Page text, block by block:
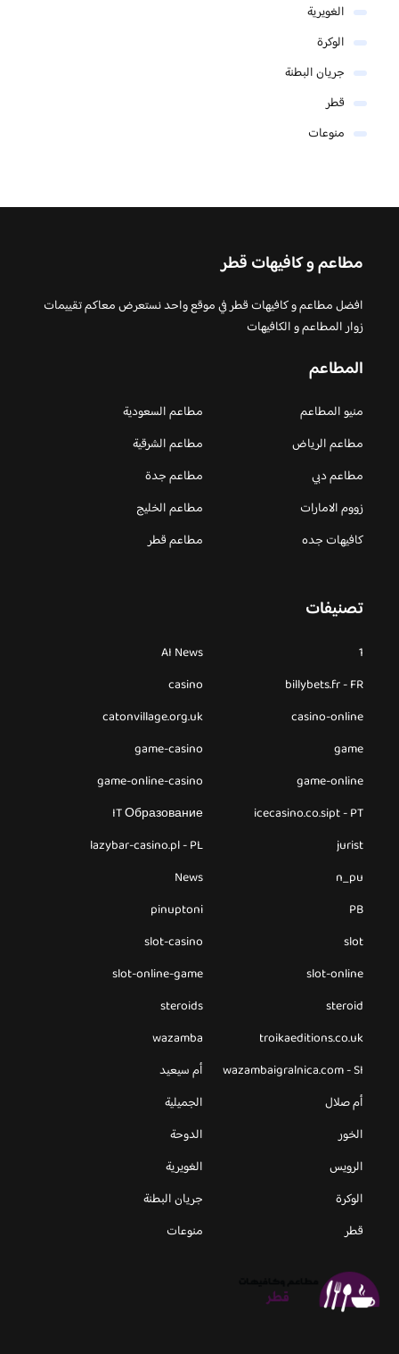
الغويرية
الوكرة
جريان البطنة
قطر
منوعات
مطاعم و كافيهات قطر
افضل مطاعم و كافيهات قطر في موقع واحد نستعرض معاكم تقييمات
زوار المطاعم و الكافيهات
المطاعم
منيو المطاعم
مطاعم السعودية
مطاعم الرياض
مطاعم الشرقية
مطاعم دبي
مطاعم جدة
زووم الامارات
مطاعم الخليج
كافيهات جده
مطاعم قطر
تصنيفات
1
AI News
billybets.fr - FR
casino
casino-online
catonvillage.org.uk
game
game-casino
game-online
game-online-casino
icecasino.co.sipt - PT
IT Образование
jurist
lazybar-casino.pl - PL
n_pu
News
PB
pinuptoni
slot
slot-casino
slot-online
slot-online-game
steroid
steroids
troikaeditions.co.uk
wazamba
wazambaigralnica.com - SI
أم سيعيد
أم صلال
الجميلية
الخور
الدوحة
الرويس
الغويرية
الوكرة
جريان البطنة
قطر
منوعات